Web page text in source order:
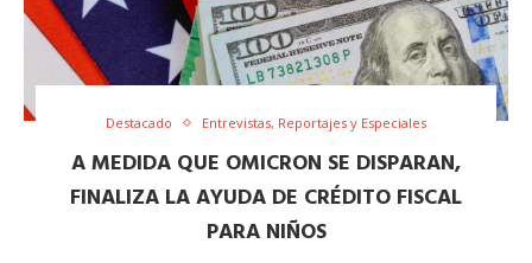
Destacado Entrevistas, Reportajes y Especiales
A MEDIDA QUE OMICRON SE DISPARAN,
FINALIZA LA AYUDA DE CRÉDITO FISCAL
PARA NIÑOS